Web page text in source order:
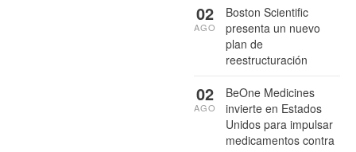
Boston Scientific
presenta un nuevo
plan de
reestructuración
02
AGO
BeOne Medicines
invierte en Estados
Unidos para impulsar
medicamentos contra
02
AGO